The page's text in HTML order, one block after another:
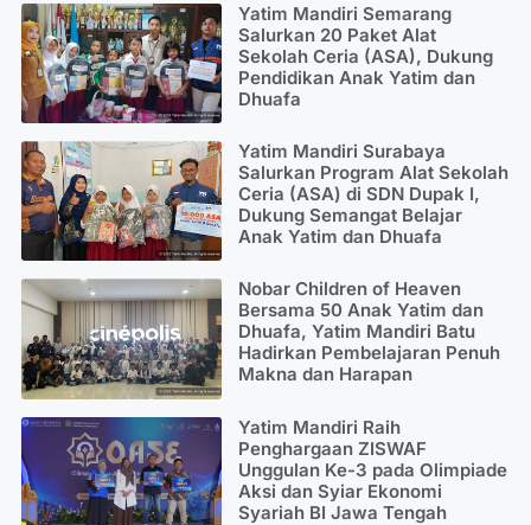
Yatim Mandiri Semarang
Salurkan 20 Paket Alat
Sekolah Ceria (ASA), Dukung
Pendidikan Anak Yatim dan
Dhuafa
Yatim Mandiri Surabaya
Salurkan Program Alat Sekolah
Ceria (ASA) di SDN Dupak I,
Dukung Semangat Belajar
Anak Yatim dan Dhuafa
Nobar Children of Heaven
Bersama 50 Anak Yatim dan
Dhuafa, Yatim Mandiri Batu
Hadirkan Pembelajaran Penuh
Makna dan Harapan
Yatim Mandiri Raih
Penghargaan ZISWAF
Unggulan Ke-3 pada Olimpiade
Aksi dan Syiar Ekonomi
Syariah BI Jawa Tengah